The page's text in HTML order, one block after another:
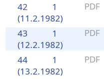
PDF
1
42
(11.2.1982)
PDF
1
43
(12.2.1982)
PDF
1
44
(13.2.1982)